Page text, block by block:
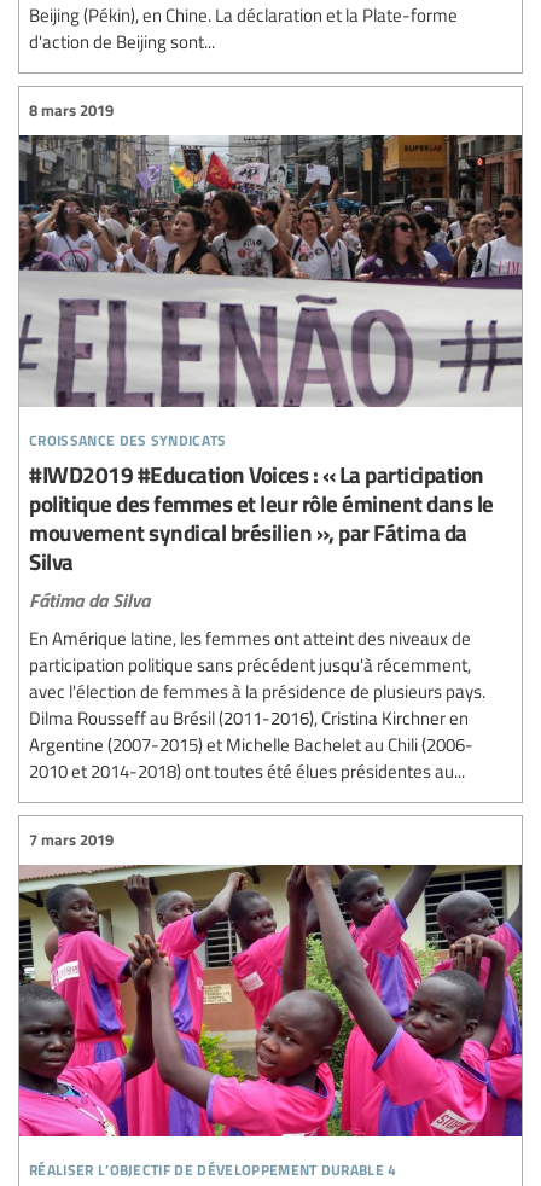
Beijing (Pékin), en Chine. La déclaration et la Plate-forme
d'action de Beijing sont...
croissance des syndicats
8 mars 2019
#IWD2019 #Education Voices : « La participation
politique des femmes et leur rôle éminent dans le
mouvement syndical brésilien », par Fátima da
Silva
Fátima da Silva
En Amérique latine, les femmes ont atteint des niveaux de
participation politique sans précédent jusqu'à récemment,
avec l'élection de femmes à la présidence de plusieurs pays.
Dilma Rousseff au Brésil (2011-2016), Cristina Kirchner en
Argentine (2007-2015) et Michelle Bachelet au Chili (2006-
2010 et 2014-2018) ont toutes été élues présidentes au...
réaliser l’objectif de développement durable 4
7 mars 2019